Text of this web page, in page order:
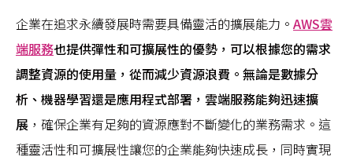
企業在追求永續發展時需要具備靈活的擴展能力。 AWS雲
端服務也提供彈性和可擴展性的優勢，可以根據您的需求
調整資源的使用量，從而減少資源浪費。無論是數據分
析、機器學習還是應用程式部署，雲端服務能夠迅速擴
展 ，確保企業有足夠的資源應對不斷變化的業務需求。這
種靈活性和可擴展性讓您的企業能夠快速成長，同時實現